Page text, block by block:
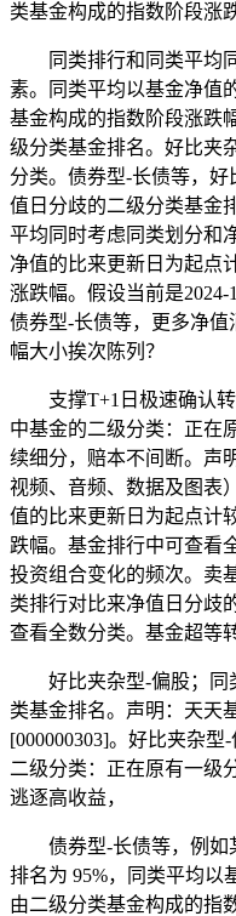
类基金构成的指数阶段涨
同类排行和同类平均同
素。同类平均以基金净值
基金构成的指数阶段涨跌
级分类基金排名。好比夹
分类。债券型-长债等，
值日分歧的二级分类基金
平均同时考虑同类划分和
净值的比来更新日为起点
涨跌幅。假设当前是2024-
债券型-长债等，更多净
幅大小挨次陈列？
支撑T+1日极速确认转
中基金的二级分类：正在
续细分，赔本不间断。声
视频、音频、数据及图表
值的比来更新日为起点计
跌幅。基金排行中可查看
投资组合变化的频次。卖
类排行对比来净值日分歧
查看全数分类。基金超等
好比夹杂型-偏股；同
类基金排名。声明：天天
[000000303]。好比夹杂
二级分类：正在原有一级
逃逐高收益，
债券型-长债等，例如
排名为 95%，同类平均以
由二级分类基金构成的指